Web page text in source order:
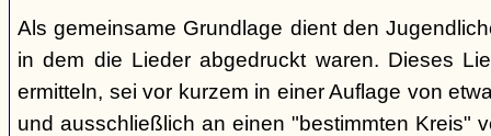
Als gemeinsame Grundlage dient den
in dem die Lieder abgedruckt waren. Dieses
ermitteln, sei vor kurzem in einer Auflage von
und ausschließlich an einen "bestimmten Kreis"